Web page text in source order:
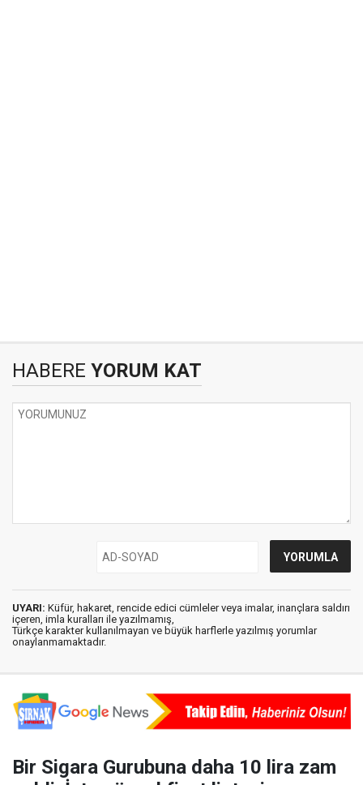
HABERE YORUM KAT
UYARI: Küfür, hakaret, rencide edici cümleler veya imalar, inançlara saldırı
içeren, imla kuralları ile yazılmamış,
Türkçe karakter kullanılmayan ve büyük harflerle yazılmış yorumlar
onaylanmamaktadır.
Bir Sigara Gurubuna daha 10 lira zam